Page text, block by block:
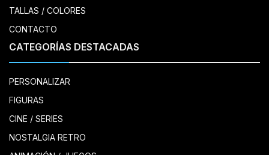
TALLAS / COLORES
CONTACTO
CATEGORÍAS DESTACADAS
PERSONALIZAR
FIGURAS
CINE / SERIES
NOSTALGIA RETRO